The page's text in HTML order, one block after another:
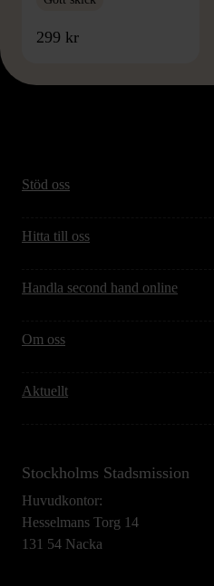
299 kr
Stöd oss
Hitta till oss
Handla second hand online
Om oss
Aktuellt
Stockholms Stadsmission
Huvudkontor:
Hesselmans Torg 14
131 54 Nacka